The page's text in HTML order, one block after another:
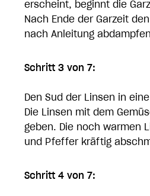
erscheint, beginnt die
Nach Ende der Garzeit
nach Anleitung
Schritt 3 von 7:
Den Sud der Linsen in
Die Linsen mit dem
geben. Die noch warmen
und Pfeffer kräftig
Schritt 4 von 7: